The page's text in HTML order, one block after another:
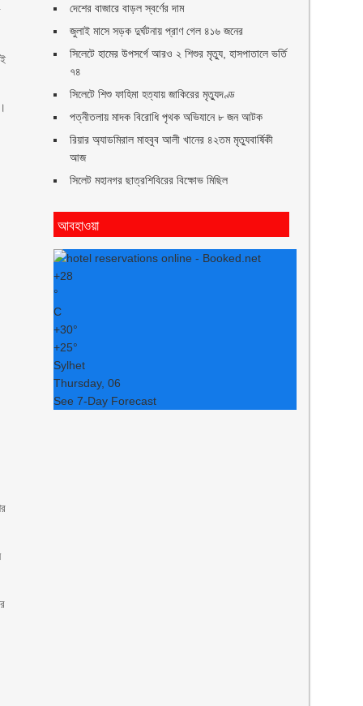
দেশের বাজারে বাড়ল স্বর্ণের দাম
জুলাই মাসে সড়ক দুর্ঘটনায় প্রাণ গেল ৪১৬ জনের
সিলেটে হামের উপসর্গে আরও ২ শিশুর মৃত্যু, হাসপাতালে ভর্তি
৭৪
সিলেটে শিশু ফাহিমা হত্যায় জাকিরের মৃত্যুদণ্ড
পত্নীতলায় মাদক বিরোধি পৃথক অভিযানে ৮ জন আটক
রিয়ার অ্যাডমিরাল মাহবুব আলী খানের ৪২তম মৃত্যুবার্ষিকী
আজ
সিলেট মহানগর ছাত্রশিবিরের বিক্ষোভ মিছিল
আবহাওয়া
+28
°
C
+30°
+25°
Sylhet
Thursday, 06
See 7-Day Forecast